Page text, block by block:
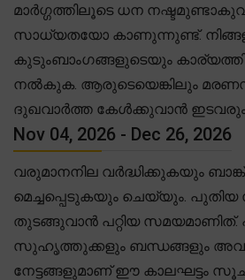
മാർഗ്ഗത്തിലൂടെ ധന
സാധ്യതയോ കാണുന്നുണ്ട്.
കുടുംബാംഗങ്ങളുടെയും
നൽകുക. ആരുടെയെങ്കിലും
ദുഖവാർത്ത കേൾക്കുവാൻ
Nov 04, 2026 - Dec 26, 2026
വരുമാനനില വർദ്ധിക്കുകയും
മെച്ചപ്പെടുകയും ചെയ്യും. പുതിയ
തുടങ്ങുവാൻ പറ്റിയ
സുഹൃത്തുക്കളും ബന്ധങ്ങളും
നേട്ടങ്ങളുമാണ് ഈ കാലഘട്ടം